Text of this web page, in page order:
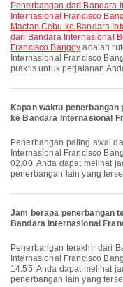
penerbangan dari Bandara Internasional Ninoy Aquino ke Bandara
Internasional Francisco
Mactan Cebu ke Bandara
dari Bandara Internasional
Francisco Bangoy adalah
Internasional Francisco
praktis untuk perjalanan
Kapan waktu
ke Bandara Internasional
Penerbangan paling awal dari Bandara Changi Singapura ke Bandara
Internasional Francisco
02.00. Anda dapat melihat
penerbangan lain yang
Jam berapa penerbangan
Bandara Internasional
Penerbangan terakhir dari Bandara Changi Singapura ke Bandara
Internasional Francisco
14.55. Anda dapat melihat
penerbangan lain yang